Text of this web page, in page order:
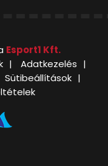
Esport1 Kft.
Adatkezelés
Sütibeállítások